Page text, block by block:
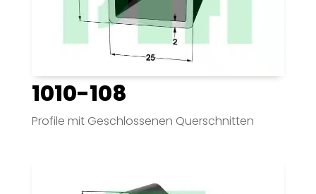
1010-108
Profile mit Geschlossenen Querschnitten